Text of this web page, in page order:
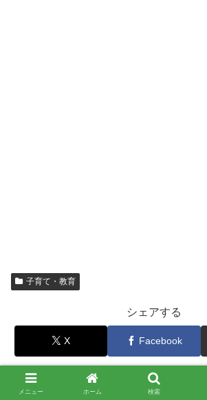
子育て・教育
シェアする
X Facebook
カントリージェントルマン鴨志田
メニュー ホーム 検索